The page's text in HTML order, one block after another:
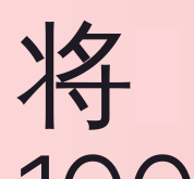
将